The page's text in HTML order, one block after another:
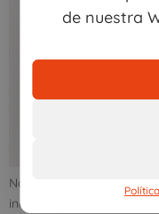
de nuestra
Nos puede pasar a
inesperados y hasta el